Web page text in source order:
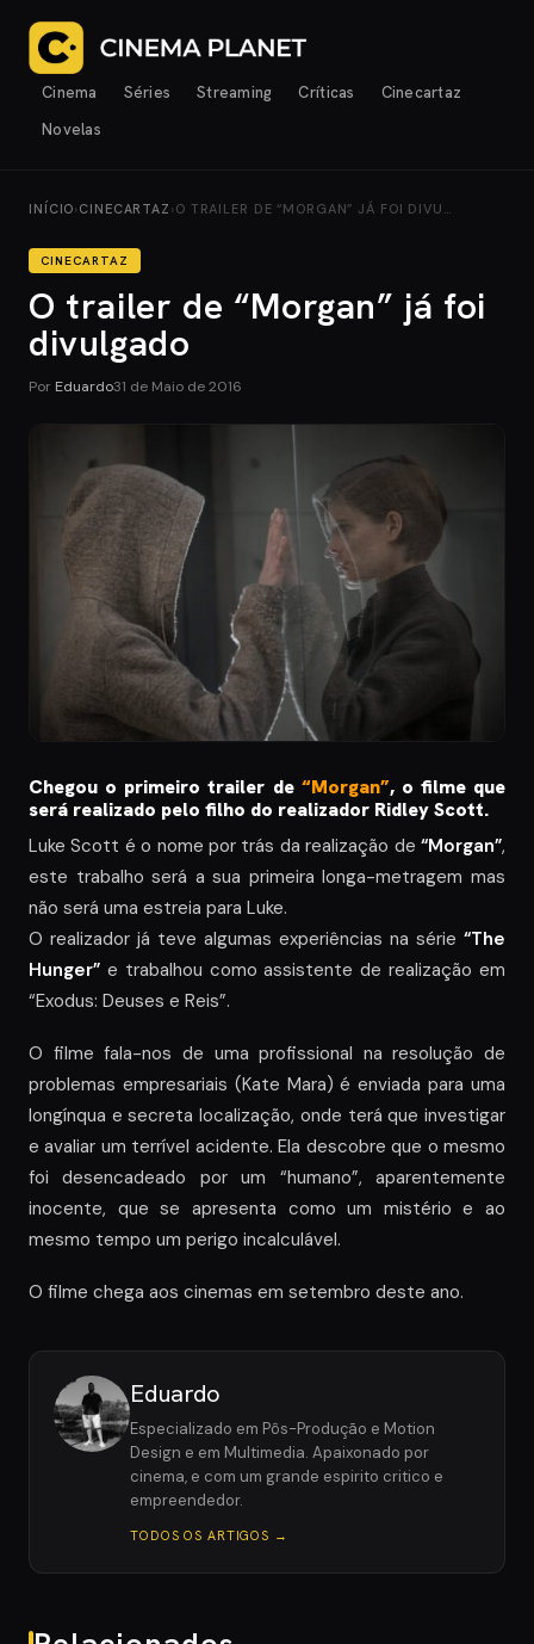
Cinema Séries Streaming Críticas
Cinecartaz
Novelas
INÍCIO› CINECARTAZ › O TRAILER DE “MORGAN” JÁ FOI DIVU…
CINECARTAZ
O trailer de “Morgan” já foi
divulgado
Por Eduardo31 de Maio de 2016
Chegou o primeiro trailer de “Morgan”, o filme que
será realizado pelo filho do realizador Ridley Scott.
Luke Scott é o nome por trás da realização de “Morgan”,
este trabalho será a sua primeira longa-metragem mas
não será uma estreia para Luke.
O realizador já teve algumas experiências na série “The
Hunger” e trabalhou como assistente de realização em
“Exodus: Deuses e Reis”.
O filme fala-nos de uma profissional na resolução de
problemas empresariais (Kate Mara) é enviada para uma
longínqua e secreta localização, onde terá que investigar
e avaliar um terrível acidente. Ela descobre que o mesmo
foi desencadeado por um “humano”, aparentemente
inocente, que se apresenta como um mistério e ao
mesmo tempo um perigo incalculável.
O filme chega aos cinemas em setembro deste ano.
Eduardo
Especializado em Pôs-Produção e Motion
Design e em Multimedia. Apaixonado por
cinema, e com um grande espirito critico e
empreendedor.
TODOS OS ARTIGOS →